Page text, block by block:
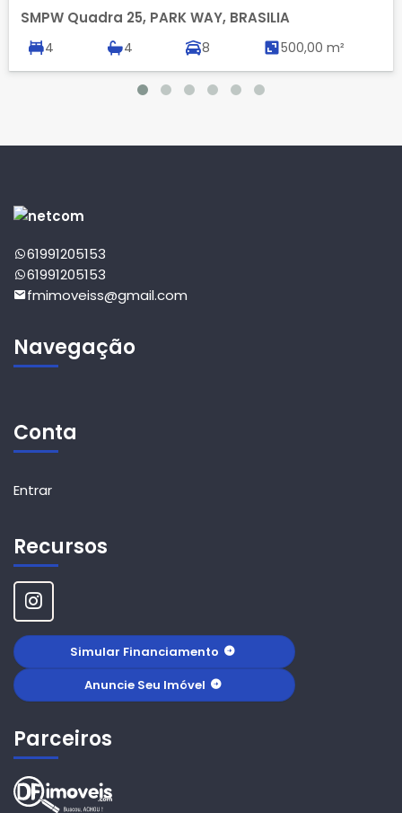
SMPW Quadra 25, PARK WAY, BRASILIA
4 4 8 500,00 m²
61991205153
61991205153
fmimoveiss@gmail.com
Navegação
Conta
Entrar
Recursos
Simular Financiamento
Anuncie Seu Imóvel
Parceiros